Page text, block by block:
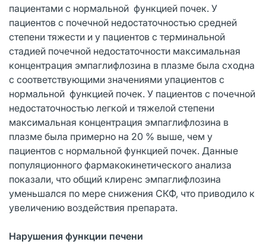
пациентами с нормальной функцией почек. У
пациентов с почечной недостаточностью средней
степени тяжести и у пациентов с терминальной
стадией почечной недостаточности максимальная
концентрация эмпаглифлозина в плазме была сходна
с соответствующими значениями упациентов с
нормальной функцией почек. У пациентов с почечной
недостаточностью легкой и тяжелой степени
максимальная концентрация эмпаглифлозина в
плазме была примерно на 20 % выше, чем у
пациентов с нормальной функцией почек. Данные
популяционного фармакокинетического анализа
показали, что общий клиренс эмпаглифлозина
уменьшался по мере снижения СКФ, что приводило к
увеличению воздействия препарата.
Нарушения функции печени